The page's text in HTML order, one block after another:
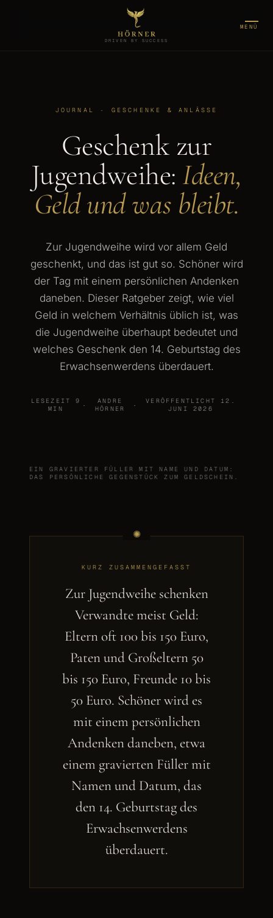
DRIVEN BY SUCCESS
MENÜ
JOURNAL · GESCHENKE & ANLÄSSE
Geschenk zur
Jugendweihe: Ideen,
Geld und was bleibt.
Zur Jugendweihe wird vor allem Geld
geschenkt, und das ist gut so. Schöner wird
der Tag mit einem persönlichen Andenken
daneben. Dieser Ratgeber zeigt, wie viel
Geld in welchem Verhältnis üblich ist, was
die Jugendweihe überhaupt bedeutet und
welches Geschenk den 14. Geburtstag des
Erwachsenwerdens überdauert.
LESEZEIT 9
MIN
·
ANDRE
HÖRNER
·
VERÖFFENTLICHT 12.
JUNI 2026
EIN GRAVIERTER FÜLLER MIT NAME UND DATUM:
DAS PERSÖNLICHE GEGENSTÜCK ZUM GELDSCHEIN.
KURZ ZUSAMMENGEFASST
Zur Jugendweihe schenken
Verwandte meist Geld:
Eltern oft 100 bis 150 Euro,
Paten und Großeltern 50
bis 150 Euro, Freunde 10 bis
50 Euro. Schöner wird es
mit einem persönlichen
Andenken daneben, etwa
einem gravierten Füller mit
Namen und Datum, das
den 14. Geburtstag des
Erwachsenwerdens
überdauert.